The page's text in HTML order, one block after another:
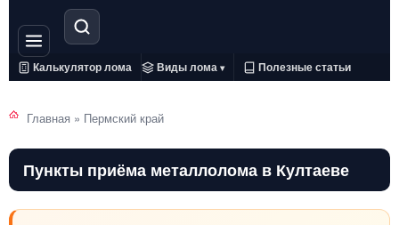
Калькулятор лома Виды лома ▾ Полезные статьи
Главная » Пермский край
Пункты приёма металлолома в Култаеве